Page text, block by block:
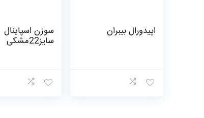
اپیدورال بیبران سوزن اسپاینال
سایز22مشکی